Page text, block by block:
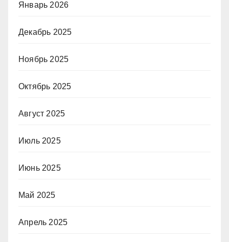
Январь 2026
Декабрь 2025
Ноябрь 2025
Октябрь 2025
Август 2025
Июль 2025
Июнь 2025
Май 2025
Апрель 2025